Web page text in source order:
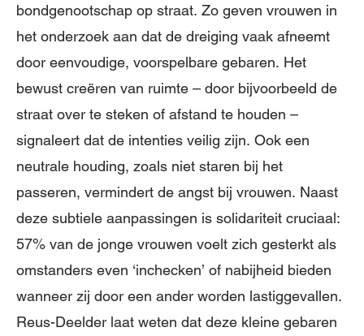
bondgenootschap op straat. Zo geven vrouwen in
het onderzoek aan dat de dreiging vaak afneemt
door eenvoudige, voorspelbare gebaren. Het
bewust creëren van ruimte – door bijvoorbeeld de
straat over te steken of afstand te houden –
signaleert dat de intenties veilig zijn. Ook een
neutrale houding, zoals niet staren bij het
passeren, vermindert de angst bij vrouwen. Naast
deze subtiele aanpassingen is solidariteit cruciaal:
57% van de jonge vrouwen voelt zich gesterkt als
omstanders even ‘inchecken’ of nabijheid bieden
wanneer zij door een ander worden lastiggevallen.
Reus-Deelder laat weten dat deze kleine gebaren